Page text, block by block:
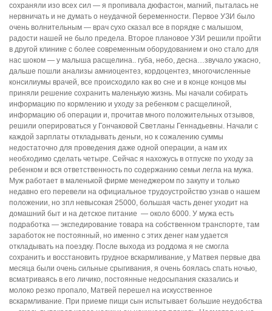
сохраняли изо всех сил — я пропивала дюфастон, магний, пыталась не
нервничать и не думать о неудачной беременности. Первое УЗИ было
очень волнительным — врач сухо сказал все в порядке с малышом,
радости нашей не было предела. Второе плановое УЗИ решили пройти
в другой клинике с более современным оборудованием и оно стало для
нас шоком — у малыша расщелина.. губа, небо, десна…звучало ужасно,
дальше пошли анализы амниоцентез, кордоцентез, многочисленные
консилиумы врачей, все происходило как во сне и в конце концов мы
приняли решение сохранить маленькую жизнь. Мы начали собирать
информацию по кормлению и уходу за ребенком с расщелиной,
информацию об операции и, прочитав много положительных отзывов,
решили оперироваться у Гончаковой Светланы Геннадьевны. Начали с
каждой зарплаты откладывать деньги, но к сожалению суммы
недостаточно для проведения даже одной операции, а нам их
необходимо сделать четыре. Сейчас я нахожусь в отпуске по уходу за
ребенком и вся ответственность по содержанию семьи легла на мужа.
Муж работает в маленькой фирме менеджером по закупу и только
недавно его перевели на официальное трудоустройство узнав о нашем
положении, но зпл невысокая 25000, большая часть денег уходит на
домашний быт и на детское питание — около 6000. У мужа есть
подработка — экспедирование товара на собственном транспорте, там
заработок не постоянный, но именно с этих денег нам удается
откладывать на поездку. После выхода из роддома я не смогла
сохранить и восстановить грудное вскармливание, у Матвея первые два
месяца были очень сильные срыгивания, я очень боялась спать ночью,
всматриваясь в его личико, постоянные недосыпания сказались и
молоко резко пропало, Матвей перешел на искусственное
вскармливание. При приеме пищи сын испытывает большие неудобства